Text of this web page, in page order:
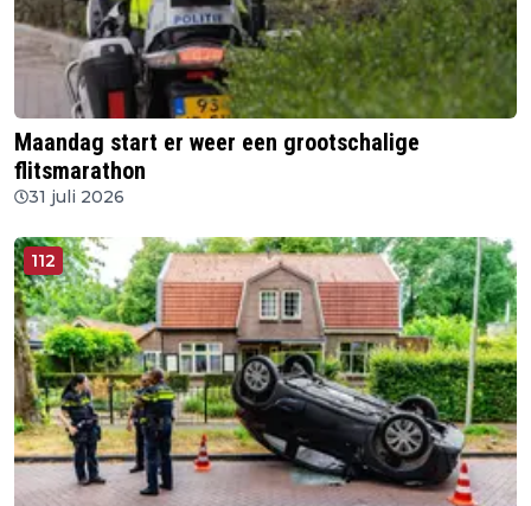
Maandag start er weer een grootschalige
flitsmarathon
31 juli 2026
112